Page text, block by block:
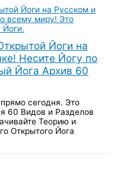
Йоги на
Несите Йогу по
Йога Архив 60
сегодня. Это
60 Видов и Разделов
Теорию и
Открытого Йога